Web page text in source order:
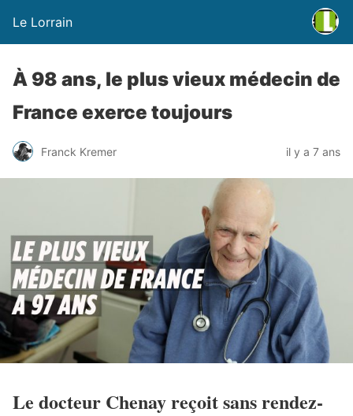
Le Lorrain
À 98 ans, le plus vieux médecin de
France exerce toujours
Franck Kremer il y a 7 ans
Le docteur Chenay reçoit sans rendez-